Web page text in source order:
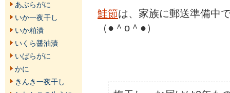
鮭節は、家族に郵送準備中
（●＾o＾●）
あぶらがに
いか一夜干し
いか粕漬
いくら醤油漬
いばらがに
かに
きんき一夜干し